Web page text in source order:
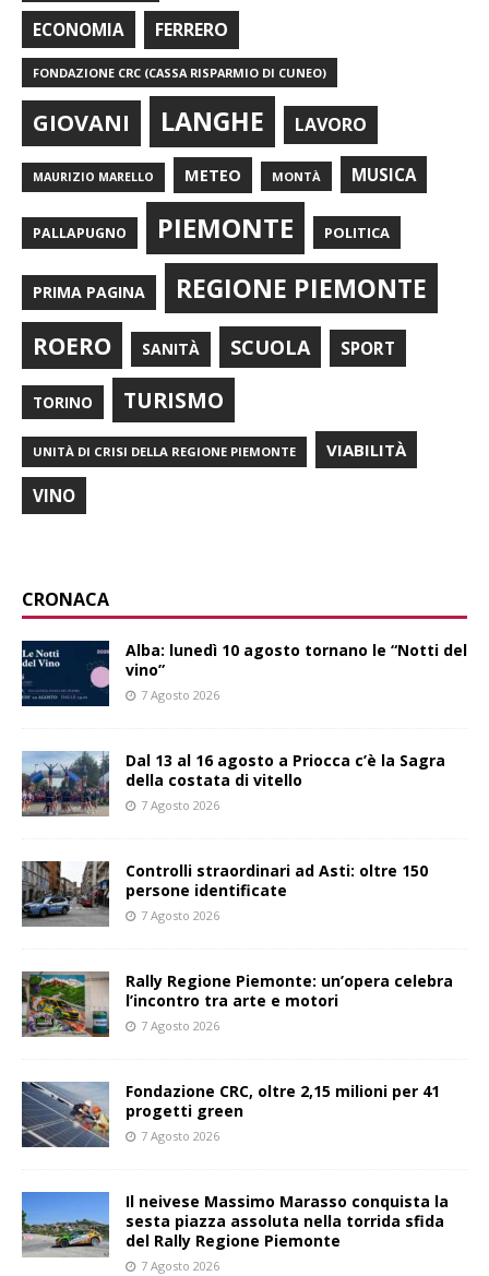
ECONOMIA FERRERO
FONDAZIONE CRC (CASSA RISPARMIO DI CUNEO)
GIOVANI LANGHE LAVORO
MAURIZIO MARELLO METEO MONTÀ MUSICA
PALLAPUGNO PIEMONTE POLITICA
PRIMA PAGINA REGIONE PIEMONTE
ROERO SANITÀ SCUOLA SPORT
TORINO TURISMO
UNITÀ DI CRISI DELLA REGIONE PIEMONTE VIABILITÀ
VINO
CRONACA
Alba: lunedì 10 agosto tornano le “Notti del
vino”
7 Agosto 2026
Dal 13 al 16 agosto a Priocca c’è la Sagra
della costata di vitello
7 Agosto 2026
Controlli straordinari ad Asti: oltre 150
persone identificate
7 Agosto 2026
Rally Regione Piemonte: un’opera celebra
l’incontro tra arte e motori
7 Agosto 2026
Fondazione CRC, oltre 2,15 milioni per 41
progetti green
7 Agosto 2026
Il neivese Massimo Marasso conquista la
sesta piazza assoluta nella torrida sfida
del Rally Regione Piemonte
7 Agosto 2026